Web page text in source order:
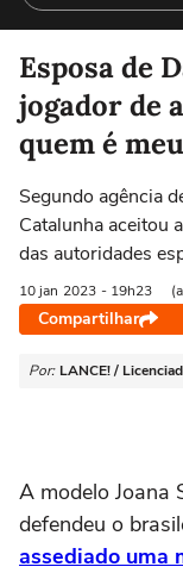
Esposa de
jogador de
quem é
Segundo agência
Catalunha aceitou
das autoridades
10 jan 2023 - 19h23
Compartilhar
Por: LANCE! /
A modelo Joana
defendeu o
assediado uma